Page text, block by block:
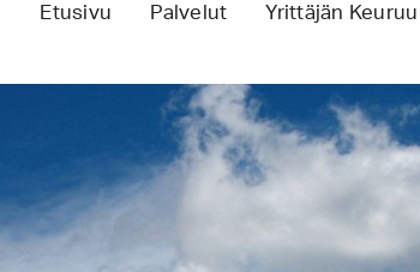
Etusivu Palvelut Yrittäjän Keuruu